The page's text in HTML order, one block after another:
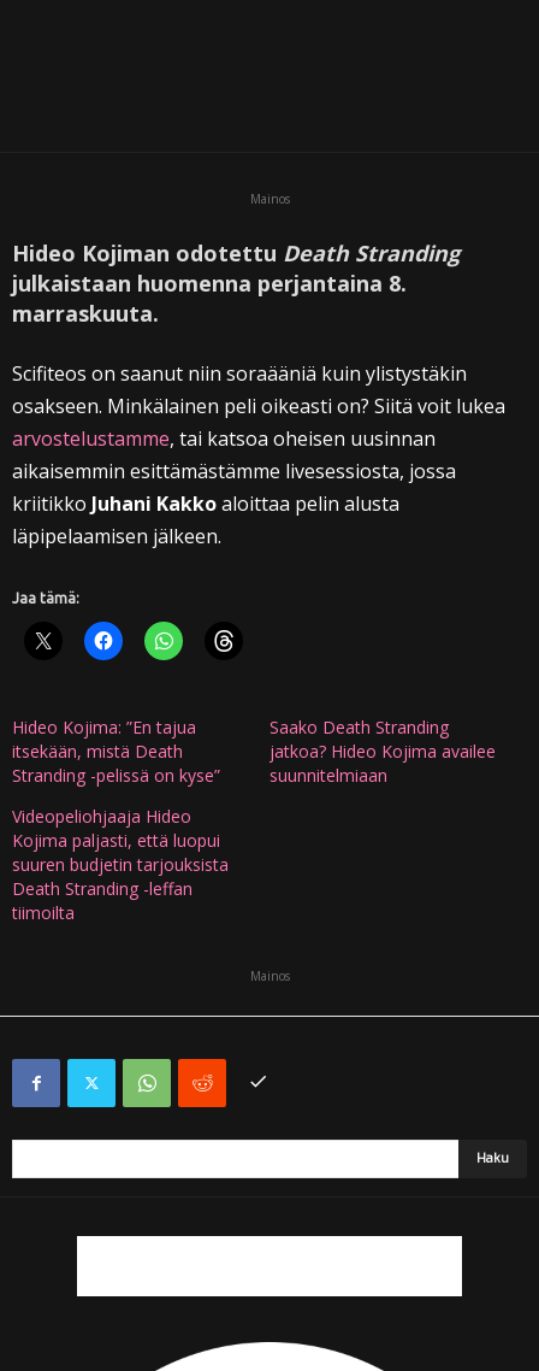
Mainos
Hideo Kojiman odotettu Death Stranding
julkaistaan huomenna perjantaina 8.
marraskuuta.
Scifiteos on saanut niin soraääniä kuin ylistystäkin
osakseen. Minkälainen peli oikeasti on? Siitä voit lukea
arvostelustamme, tai katsoa oheisen uusinnan
aikaisemmin esittämästämme livesessiosta, jossa
kriitikko Juhani Kakkoaloittaa pelin alusta
läpipelaamisen jälkeen.
Jaa tämä:
Hideo Kojima: ”En tajua
itsekään, mistä Death
Stranding -pelissä on kyse”
Saako Death Stranding
jatkoa? Hideo Kojima availee
suunnitelmiaan
Videopeliohjaaja Hideo
Kojima paljasti, että luopui
suuren budjetin tarjouksista
Death Stranding -leffan
tiimoilta
Mainos